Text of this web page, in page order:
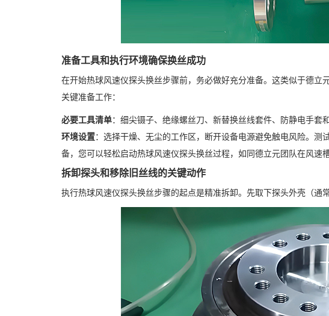
准备工具和执行环境确保换丝成功
在开始热球风速仪探头换丝步骤前，务必做好充分准备。这类似于德
关键准备工作：
必要工具清单：细尖镊子、绝缘螺丝刀、新替换丝线套件、防静电手套
环境设置：选择干燥、无尘的工作区，断开设备电源避免触电风险。
备，您可以轻松启动热球风速仪探头换丝过程，如同德立元团队在风速
拆卸探头和移除旧丝线的关键动作
执行热球风速仪探头换丝步骤的起点是精准拆卸。先取下探头外壳（通